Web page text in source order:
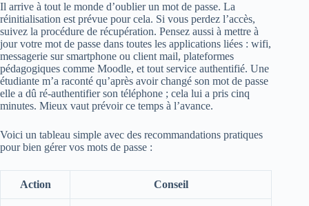
Il arrive à tout le monde d’oublier un mot de passe. La
réinitialisation est prévue pour cela. Si vous perdez l’accès,
suivez la procédure de récupération. Pensez aussi à mettre à
jour votre mot de passe dans toutes les applications liées : wifi,
messagerie sur smartphone ou client mail, plateformes
pédagogiques comme Moodle, et tout service authentifié. Une
étudiante m’a raconté qu’après avoir changé son mot de passe
elle a dû ré-authentifier son téléphone ; cela lui a pris cinq
minutes. Mieux vaut prévoir ce temps à l’avance.
Voici un tableau simple avec des recommandations pratiques
pour bien gérer vos mots de passe :
Action Conseil